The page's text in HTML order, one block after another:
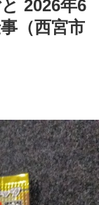
2026年6
（西宮市